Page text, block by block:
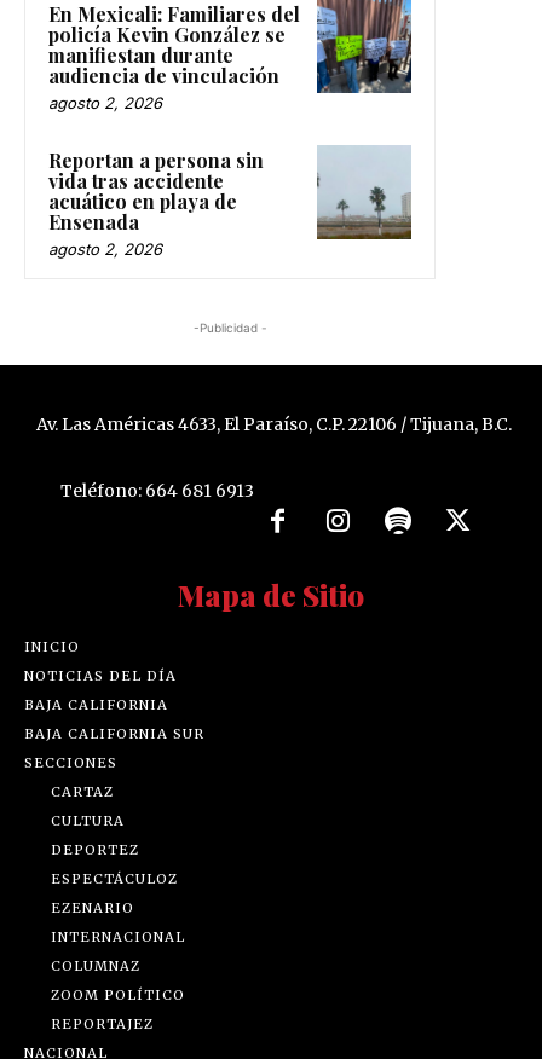
En Mexicali: Familiares del
policía Kevin González se
manifiestan durante
audiencia de vinculación
agosto 2, 2026
Reportan a persona sin
vida tras accidente
acuático en playa de
Ensenada
agosto 2, 2026
-Publicidad -
Av. Las Américas 4633, El Paraíso, C.P. 22106 / Tijuana, B.C.
Teléfono: 664 681 6913
Mapa de Sitio
INICIO
NOTICIAS DEL DÍA
BAJA CALIFORNIA
BAJA CALIFORNIA SUR
SECCIONES
CARTAZ
CULTURA
DEPORTEZ
ESPECTÁCULOZ
EZENARIO
INTERNACIONAL
COLUMNAZ
ZOOM POLÍTICO
REPORTAJEZ
NACIONAL